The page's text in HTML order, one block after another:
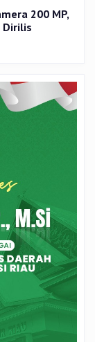
200 MP,
Dirilis